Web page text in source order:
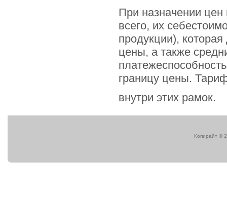
При назначении цен
всего, их
продукции),
цены, а также
границу цены.
внутри этих рамок.
Копирайт ©